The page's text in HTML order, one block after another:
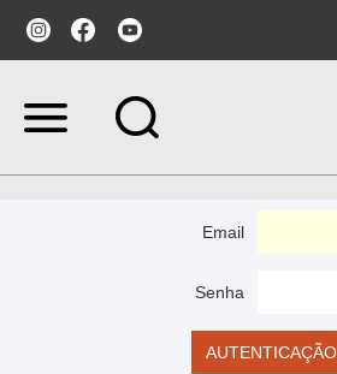
Ir
conteúdo.
Email
Senha